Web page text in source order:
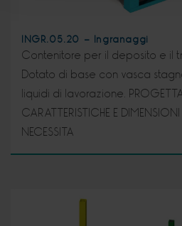
INGR.05.20 - Ingranaggi
Contenitore per il deposito e il
Dotato di base con vasca
liquidi di lavorazione.
CARATTERISTICHE E
NECESSITA